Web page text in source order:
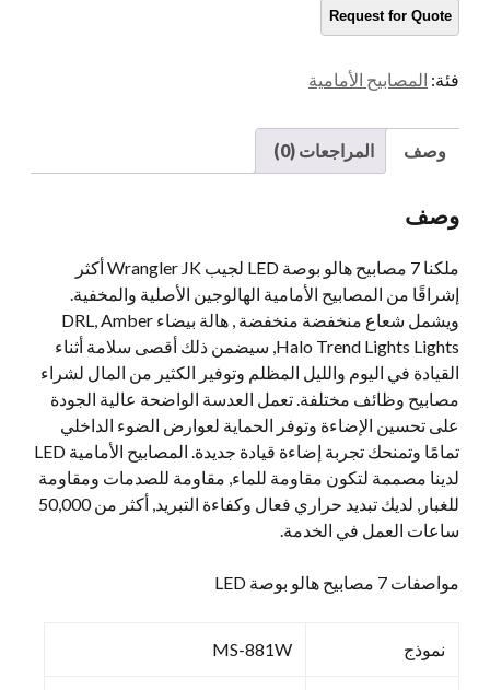
فئة: المصابيح الأمامية
وصف المراجعات (0)
وصف
ملكنا 7 مصابيح هالو بوصة LED لجيب Wrangler JK أكثر
إشراقًا من المصابيح الأمامية الهالوجين الأصلية والمخفية.
ويشمل شعاع منخفضة منخفضة , هالة بيضاء DRL, Amber
Halo Trend Lights Lights, سيضمن ذلك أقصى سلامة أثناء
القيادة في اليوم والليل المظلم وتوفير الكثير من المال لشراء
مصابيح وظائف مختلفة. تعمل العدسة الواضحة عالية الجودة
على تحسين الإضاءة وتوفر الحماية لعوارض الضوء الداخلي
تمامًا وتمنحك تجربة إضاءة قيادة جديدة. المصابيح الأمامية LED
لدينا مصممة لتكون مقاومة للماء, مقاومة للصدمات ومقاومة
للغبار, لديك تبديد حراري فعال وكفاءة التبريد, أكثر من 50,000
ساعات العمل في الخدمة.
مواصفات 7 مصابيح هالو بوصة LED
نموذج MS-881W